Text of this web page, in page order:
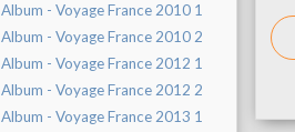
Album - Voyage France 2010 1
Album - Voyage France 2010 2
Album - Voyage France 2012 1
Album - Voyage France 2012 2
Album - Voyage France 2013 1